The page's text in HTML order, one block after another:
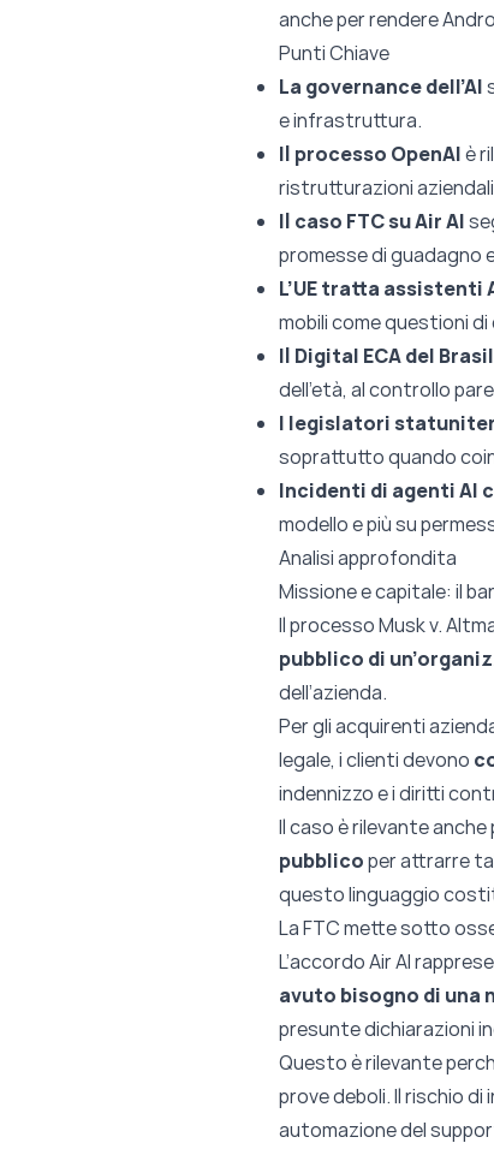
anche per rendere
Punti Chiave
La governance dell’AI
e infrastruttura.
Il processo OpenAIè
ristrutturazioni
Il caso FTC su Air AI
promesse di guadagno
L’UE tratta assistenti
mobili come questioni
Il Digital ECA del
dell’età, al controllo
I legislatori
soprattutto quando
Incidenti di agenti AI
modello e più su
Analisi approfondita
Missione e capitale: il
Il processo Musk v.
pubblico di
dell’azienda.
Per gli acquirenti
legale, i clienti devono
indennizzo e i diritti
Il caso è rilevante
pubblicoper attrarre
questo linguaggio
La FTC mette sotto
L’accordo Air AI
avuto bisogno di una
presunte dichiarazioni
Questo è rilevante
prove deboli. Il rischio
automazione del